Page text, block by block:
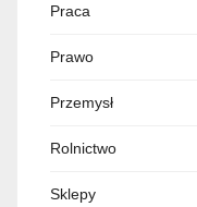
Praca
Prawo
Przemysł
Rolnictwo
Sklepy